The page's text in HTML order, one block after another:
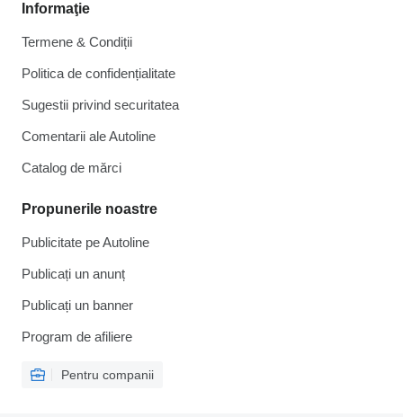
Informaţie
Termene & Condiții
Politica de confidențialitate
Sugestii privind securitatea
Comentarii ale Autoline
Catalog de mărcі
Propunerile noastre
Publicitate pe Autoline
Publicați un anunț
Publicați un banner
Program de afiliere
Pentru companii